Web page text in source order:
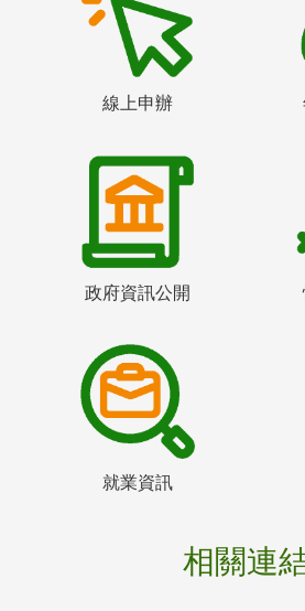
線上申辦
政府資訊公開
就業資訊
相關連